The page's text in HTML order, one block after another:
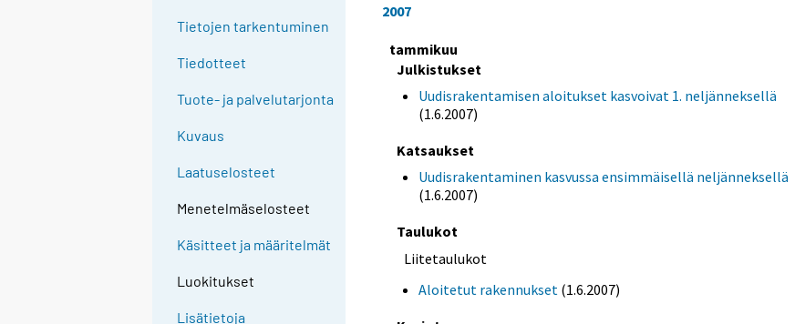
Tietojen tarkentuminen
Tiedotteet
Tuote- ja palvelutarjonta
Kuvaus
Laatuselosteet
Menetelmäselosteet
Käsitteet ja määritelmät
Luokitukset
Lisätietoja
2007
tammikuu
Julkistukset
Uudisrakentamisen aloitukset kasvoivat 1. neljänneksellä
(1.6.2007)
Katsaukset
Uudisrakentaminen kasvussa ensimmäisellä neljänneksellä
(1.6.2007)
Taulukot
Liitetaulukot
Aloitetut rakennukset (1.6.2007)